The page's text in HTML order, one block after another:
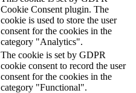
Cookie Consent plugin. The
cookie is used to store the user
consent for the cookies in the
category "Analytics".
The cookie is set by GDPR
cookie consent to record the user
consent for the cookies in the
category "Functional".